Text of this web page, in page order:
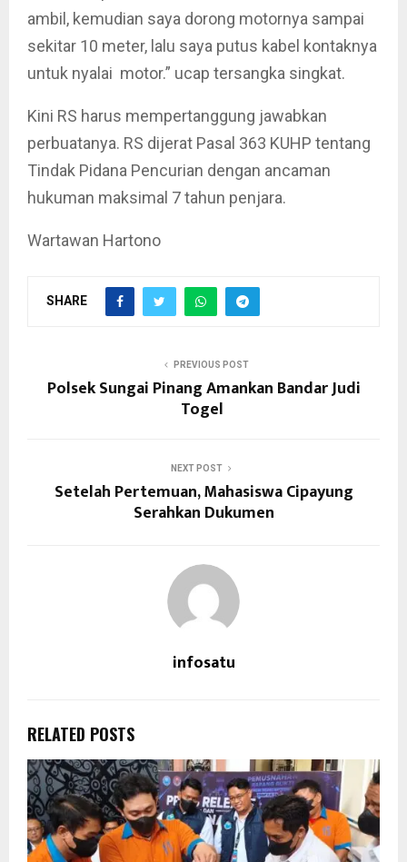
ambil, kemudian saya dorong motornya sampai
sekitar 10 meter, lalu saya putus kabel kontaknya
untuk nyalai motor.” ucap tersangka singkat.
Kini RS harus mempertanggung jawabkan
perbuatanya. RS dijerat Pasal 363 KUHP tentang
Tindak Pidana Pencurian dengan ancaman
hukuman maksimal 7 tahun penjara.
Wartawan Hartono
SHARE
PREVIOUS POST
Polsek Sungai Pinang Amankan Bandar Judi
Togel
NEXT POST
Setelah Pertemuan, Mahasiswa Cipayung
Serahkan Dukumen
infosatu
RELATED POSTS